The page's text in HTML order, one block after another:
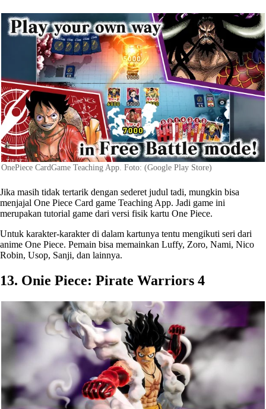
OnePiece CardGame Teaching App. Foto: (Google Play Store)
Jika masih tidak tertarik dengan sederet judul tadi, mungkin bisa
menjajal One Piece Card game Teaching App. Jadi game ini
merupakan tutorial game dari versi fisik kartu One Piece.
Untuk karakter-karakter di dalam kartunya tentu mengikuti seri dari
anime One Piece. Pemain bisa memainkan Luffy, Zoro, Nami, Nico
Robin, Usop, Sanji, dan lainnya.
13. Onie Piece: Pirate Warriors 4